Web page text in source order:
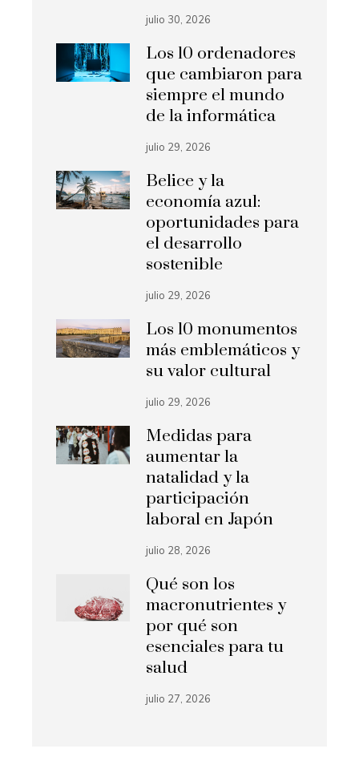
julio 30, 2026
Los 10 ordenadores
que cambiaron para
siempre el mundo
de la informática
julio 29, 2026
Belice y la
economía azul:
oportunidades para
el desarrollo
sostenible
julio 29, 2026
Los 10 monumentos
más emblemáticos y
su valor cultural
julio 29, 2026
Medidas para
aumentar la
natalidad y la
participación
laboral en Japón
julio 28, 2026
Qué son los
macronutrientes y
por qué son
esenciales para tu
salud
julio 27, 2026